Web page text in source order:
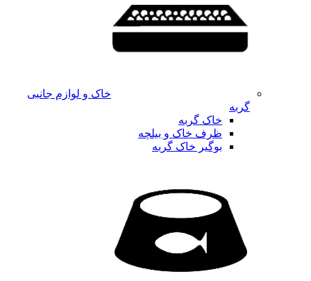
خاک و لوازم جانبی
گربه
خاک گربه
ظرف خاک و بیلچه
بوگیر خاک گربه